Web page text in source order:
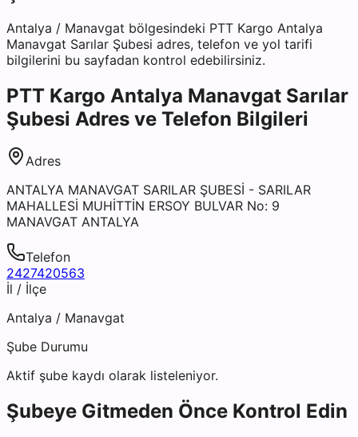
Antalya / Manavgat bölgesindeki PTT Kargo Antalya
Manavgat Sarılar Şubesi adres, telefon ve yol tarifi
bilgilerini bu sayfadan kontrol edebilirsiniz.
PTT Kargo Antalya Manavgat Sarılar
Şubesi Adres ve Telefon Bilgileri
Adres
ANTALYA MANAVGAT SARILAR ŞUBESİ - SARILAR
MAHALLESİ MUHİTTİN ERSOY BULVAR No: 9
MANAVGAT ANTALYA
Telefon
2427420563
İl / İlçe
Antalya / Manavgat
Şube Durumu
Aktif şube kaydı olarak listeleniyor.
Şubeye Gitmeden Önce Kontrol Edin